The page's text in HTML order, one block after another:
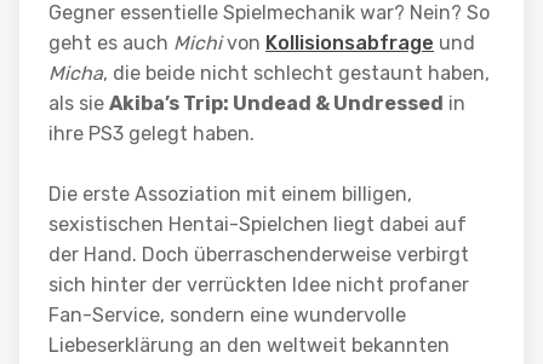
Gegner essentielle Spielmechanik war? Nein? So
geht es auch Michivon Kollisionsabfrage und
Micha, die beide nicht schlecht gestaunt haben,
als sie Akiba’s Trip: Undead & Undressed in
ihre PS3 gelegt haben.
Die erste Assoziation mit einem billigen,
sexistischen Hentai-Spielchen liegt dabei auf
der Hand. Doch überraschenderweise verbirgt
sich hinter der verrückten Idee nicht profaner
Fan-Service, sondern eine wundervolle
Liebeserklärung an den weltweit bekannten